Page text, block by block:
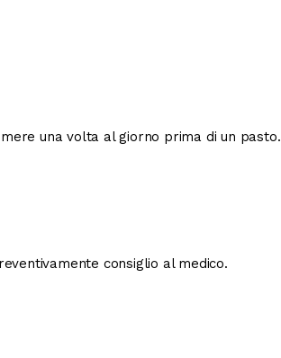
una volta al giorno prima di un pasto.
consiglio al medico.